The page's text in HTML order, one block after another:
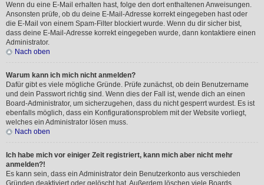
Wenn du eine E-Mail erhalten hast, folge den dort enthaltenen Anweisungen.
Ansonsten prüfe, ob du deine E-Mail-Adresse korrekt eingegeben hast oder
die E-Mail von einem Spam-Filter blockiert wurde. Wenn du dir sicher bist,
dass deine E-Mail-Adresse korrekt eingegeben wurde, dann kontaktiere einen
Administrator.
Nach oben
Warum kann ich mich nicht anmelden?
Dafür gibt es viele mögliche Gründe. Prüfe zunächst, ob dein Benutzername
und dein Passwort richtig sind. Wenn dies der Fall ist, wende dich an einen
Board-Administrator, um sicherzugehen, dass du nicht gesperrt wurdest. Es ist
ebenfalls möglich, dass ein Konfigurationsproblem mit der Website vorliegt,
welches ein Administrator lösen muss.
Nach oben
Ich habe mich vor einiger Zeit registriert, kann mich aber nicht mehr
anmelden?!
Es kann sein, dass ein Administrator dein Benutzerkonto aus verschieden
Gründen deaktiviert oder gelöscht hat. Außerdem löschen viele Boards